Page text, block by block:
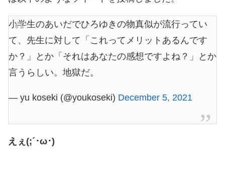
小学生のあいだでひろゆきの物真似が流行ってい
て、先生に対して「これってメリットあるんです
か？」とか「それはあなたの感想ですよね？」とか
言うらしい。地獄だ。
— yu koseki (@youkoseki) December 5, 2021
えぇ(;´･ω･)